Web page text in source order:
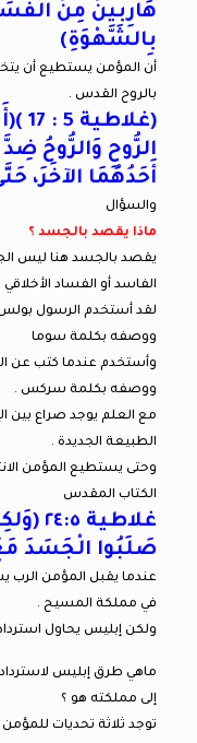
هَارِبِينَ مِنَ
بِالشَّهْوَةِ)
أن المؤمن يستطيع أن
بالروح القدس .
الرُّوحِ وَالرُّوحُ
أَحَدُهُمَا الآخَرَ،
والسؤال
ماذا يقصد بالجسد ؟
يقصد بالجسد هنا ليس
الفاسد أو الفساد
لقد أستخدم الرسول بولس
ووصفه بكلمة سوما
وأستخدم عندما كتب عن
ووصفه بكلمة سركس .
مع العلم يوجد صراع بين
الطبيعة الجديدة .
وحتى يستطيع المؤمن
الكتاب المقدس
صَلَبُوا الْجَسَدَ
عندما يقبل المؤمن
في مملكة المسيح .
ولكن إبليس يحاول
ماهي طرق إبليس
إلى مملكته هو ؟
توجد ثلاثة تحديات